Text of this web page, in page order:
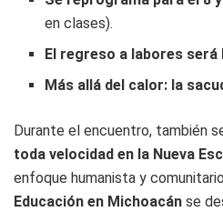
en clases).
El regreso a labores
Más allá del calor: la
Durante el encuentro, también
toda velocidad en la Nueva
enfoque humanista y
Educación en Michoacán se